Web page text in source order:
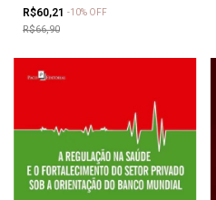
R$60,21 -10% OFF
R$66,90